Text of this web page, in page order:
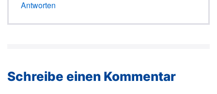
Antworten
Schreibe einen Kommentar